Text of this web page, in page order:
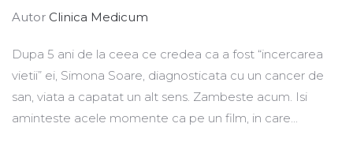
Autor Clinica Medicum
Dupa 5 ani de la ceea ce credea ca a fost “incercarea
vietii” ei, Simona Soare, diagnosticata cu un cancer de
san, viata a capatat un alt sens. Zambeste acum. Isi
aminteste acele momente ca pe un film, in care...